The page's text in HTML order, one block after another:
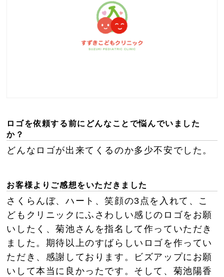
ロゴを依頼する前にどんなことで悩んでいました
か？
どんなロゴが出来てくるのか多少不安でした。
お客様よりご感想をいただきました
さくらんぼ、ハート、笑顔の3点を入れて、こ
どもクリニックにふさわしい感じのロゴをお願
いしたく、菊池さんを指名して作っていただき
ました。期待以上のすばらしいロゴを作ってい
ただき、感謝しております。ビズアップにお願
いして本当に良かったです。そして、菊池陽香